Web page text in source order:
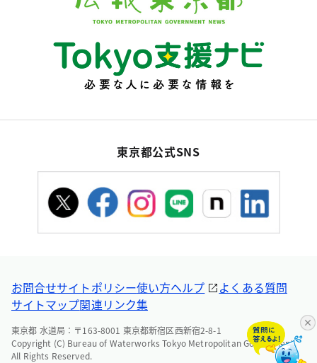
東京都公式SNS
お問合せサイトポリシー使い方ヘルプ
よくある質問
サイトマップ関連リンク集
東京都 水道局：〒163-8001 東京都新宿区西新宿2-8-1
Copyright (C) Bureau of Waterworks Tokyo Metropolitan Government.
All Rights Reserved.